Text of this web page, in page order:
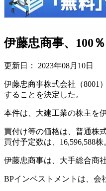
伊藤忠商事、100
更新日： 2023年08月10日
伊藤忠商事株式会社（8001
することを決定した。
本件は、大建工業の株主を
買付け等の価格は、普通株
買付予定数は、16,596,588
伊藤忠商事は、大手総合商
BPインベストメントは、会